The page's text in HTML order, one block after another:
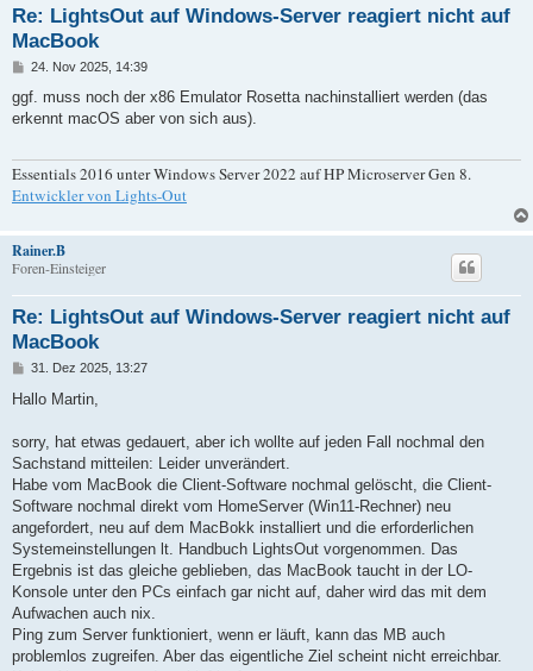
Re: LightsOut auf Windows-Server reagiert nicht auf
MacBook
B
i
t
r
24. Nov 2025, 14:39
ggf. muss noch der x86 Emulator Rosetta nachinstalliert werden (das
erkennt macOS aber von sich aus).
Essentials 2016 unter Windows Server 2022 auf HP Microserver Gen 8.
Entwickler von Lights-Out
Rainer.B
Foren-Einsteiger
Re: LightsOut auf Windows-Server reagiert nicht auf
MacBook
B
i
a
31. Dez 2025, 13:27
Hallo Martin,
sorry, hat etwas gedauert, aber ich wollte auf jeden Fall nochmal den
Sachstand mitteilen: Leider unverändert.
Habe vom MacBook die Client-Software nochmal gelöscht, die Client-
Software nochmal direkt vom HomeServer (Win11-Rechner) neu
angefordert, neu auf dem MacBokk installiert und die erforderlichen
Systemeinstellungen lt. Handbuch LightsOut vorgenommen. Das
Ergebnis ist das gleiche geblieben, das MacBook taucht in der LO-
Konsole unter den PCs einfach gar nicht auf, daher wird das mit dem
Aufwachen auch nix.
Ping zum Server funktioniert, wenn er läuft, kann das MB auch
problemlos zugreifen. Aber das eigentliche Ziel scheint nicht erreichbar.